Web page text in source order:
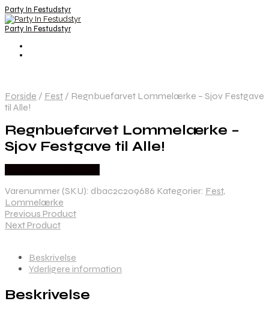
Party In Festudstyr
Party In Festudstyr
Forside / Fest / Regnbuefarvet Lommelærke – Sjov Festgave
til Alle!
Regnbuefarvet Lommelærke –
Sjov Festgave til Alle!
Varenummer (SKU): dbac2c209686 Kategorier: Fest,
Lommelærke
Previous Product
Next Product
Beskrivelse
Yderligere information
Beskrivelse